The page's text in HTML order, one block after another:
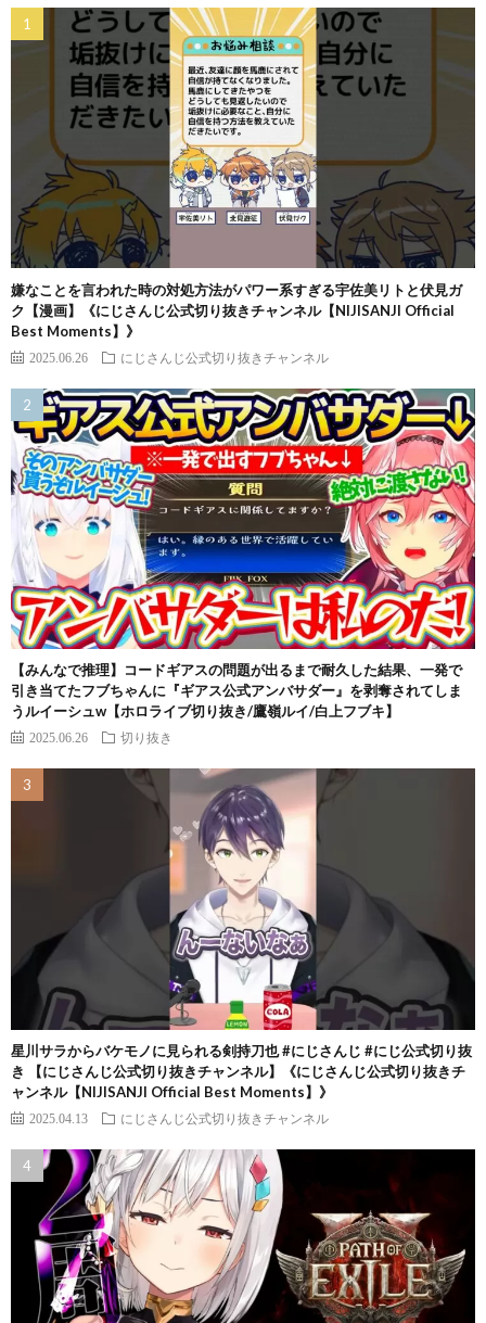
嫌なことを言われた時の対処方法がパワー系すぎる宇佐美リトと伏見ガ
ク【漫画】《にじさんじ公式切り抜きチャンネル【NIJISANJI Official
Best Moments】》
2025.06.26 にじさんじ公式切り抜きチャンネル
【みんなで推理】コードギアスの問題が出るまで耐久した結果、一発で
引き当てたフブちゃんに『ギアス公式アンバサダー』を剥奪されてしま
うルイーシュw【ホロライブ切り抜き/鷹嶺ルイ/白上フブキ】
2025.06.26 切り抜き
星川サラからバケモノに見られる剣持刀也 #にじさんじ #にじ公式切り抜
き 【にじさんじ公式切り抜きチャンネル】《にじさんじ公式切り抜きチ
ャンネル【NIJISANJI Official Best Moments】》
2025.04.13 にじさんじ公式切り抜きチャンネル